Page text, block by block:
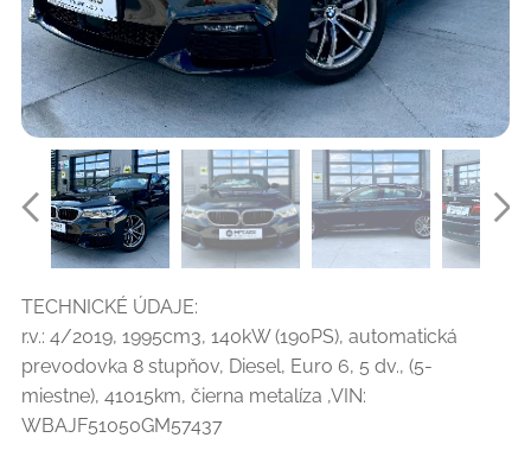
TECHNICKÉ ÚDAJE:
r.v.: 4/2019, 1995cm3, 140kW (190PS), automatická
prevodovka 8 stupňov, Diesel, Euro 6, 5 dv., (5-
miestne), 41015km, čierna metalíza ,VIN:
WBAJF51050GM57437